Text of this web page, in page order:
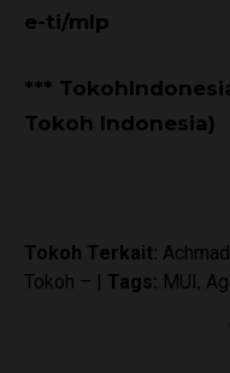
e-ti/mlp
***
Tokoh Indonesia)
Tokoh Terkait:
Tokoh – | Tags: MUI,